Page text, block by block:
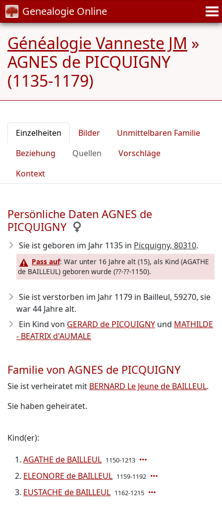
Genealogie Online
Généalogie Vanneste JM »
AGNES de PICQUIGNY
(1135-1179)
Einzelheiten Bilder
Unmittelbaren Familie
Beziehung
Quellen
Vorschläge
Kontext
Persönliche Daten AGNES de
PICQUIGNY
Sie ist geboren im Jahr 1135 in Picquigny, 80310.
Pass auf: War unter 16 Jahre alt (15), als Kind (AGATHE
de BAILLEUL) geboren wurde (??-??-1150).
Sie ist verstorben im Jahr 1179 in Bailleul, 59270, sie
war 44 Jahre alt.
Ein Kind von GERARD de PICQUIGNY und MATHILDE
- BEATRIX d'AUMALE
Familie von AGNES de PICQUIGNY
Sie ist verheiratet mit BERNARD Le Jeune de BAILLEUL.
Sie haben geheiratet.
Kind(er):
AGATHE de BAILLEUL 1150-1213
ELEONORE de BAILLEUL 1159-1192
EUSTACHE de BAILLEUL 1162-1215